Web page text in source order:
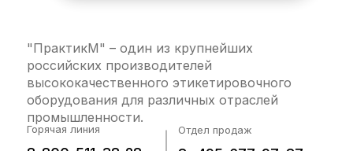
"ПрактикМ" – один из крупнейших
российских производителей
высококачественного этикетировочного
оборудования для различных отраслей
промышленности.
Горячая линия Отдел продаж